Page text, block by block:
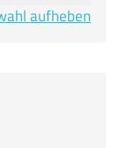
aufheben